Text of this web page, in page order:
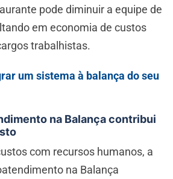
pode diminuir a equipe de
em economia de custos
trabalhistas.
um sistema à balança do seu
na Balança contribui
com recursos humanos, a
na Balança